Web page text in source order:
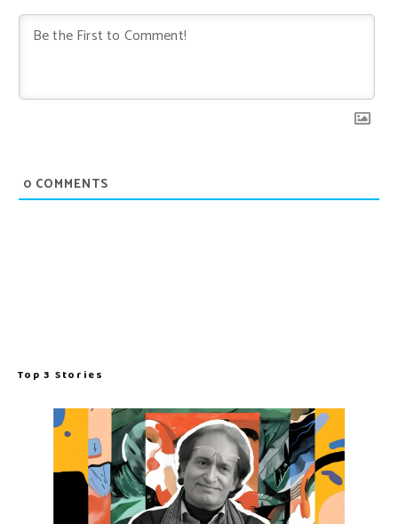
0 COMMENTS
Top 3 Stories